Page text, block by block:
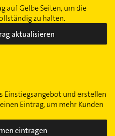
auf Gelbe Seiten, um die
zu halten.
aktualisieren
Einstiegsangebot und erstellen
Eintrag, um mehr Kunden
eintragen